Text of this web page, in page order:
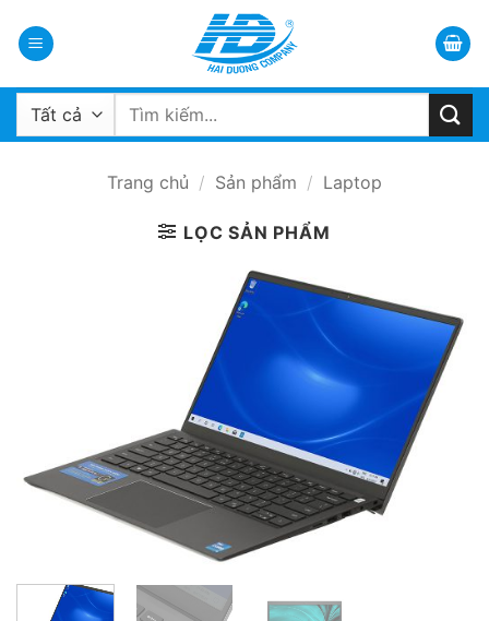
qua
dung
Tìm
Trang chủ / Sản phẩm / Laptop
LỌC SẢN PHẨM